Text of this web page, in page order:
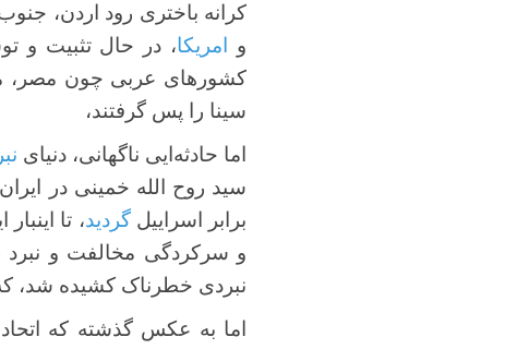
کرانه باختری رود اردن،
و
امریکا، در حال تثبیت و
کشورهای عربی چون مصر،
سینا را پس گرفتند،
اما حادثه‌ایی ناگهانی، دنیای
برابر اسراییلگردید، تا
و سرکردگی مخالفت و نبرد
نبردی خطرناک کشیده شد، که